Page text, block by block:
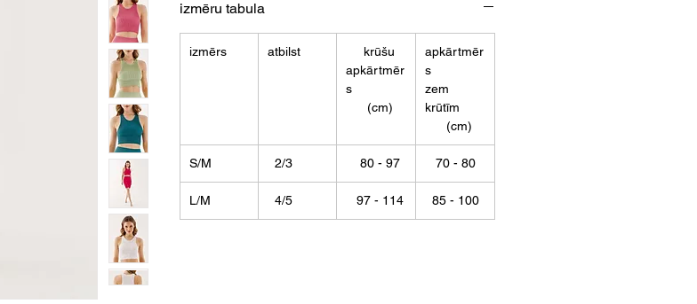
izmēru tabula
izmērs atbilst
krūšu
apkārtmēr
s
(cm)
apkārtmēr
s
zem
krūtīm
(cm)
S/M 2/3 80 - 97 70 - 80
L/M 4/5 97 - 114 85 - 100